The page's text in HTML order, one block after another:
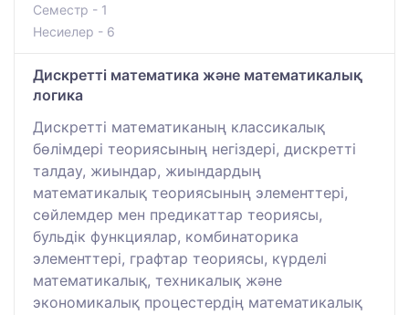
Семестр - 1
Несиелер - 6
Дискретті математика және математикалық
логика
Дискретті математиканың классикалық
бөлімдері теориясының негіздері, дискретті
талдау, жиындар, жиындардың
математикалық теориясының элементтері,
сөйлемдер мен предикаттар теориясы,
бульдік функциялар, комбинаторика
элементтері, графтар теориясы, күрделі
математикалық, техникалық және
экономикалық процестердің математикалық